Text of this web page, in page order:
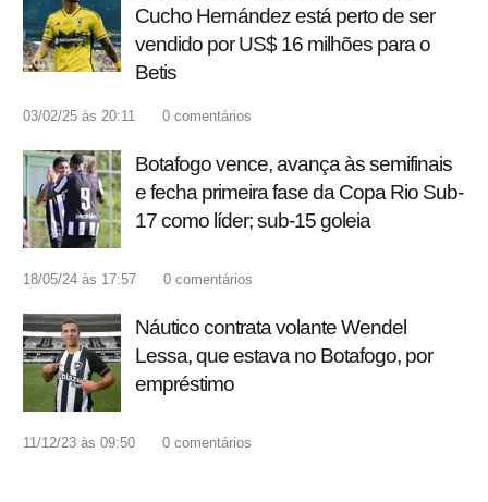
Cucho Hernández está perto de ser
vendido por US$ 16 milhões para o
Betis
03/02/25 às 20:11 0 comentários
Botafogo vence, avança às semifinais
e fecha primeira fase da Copa Rio Sub-
17 como líder; sub-15 goleia
18/05/24 às 17:57 0 comentários
Náutico contrata volante Wendel
Lessa, que estava no Botafogo, por
empréstimo
11/12/23 às 09:50 0 comentários